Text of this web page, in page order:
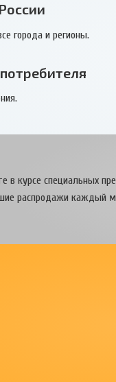
города и регионы.
в курсе специальных
распродажи каждый